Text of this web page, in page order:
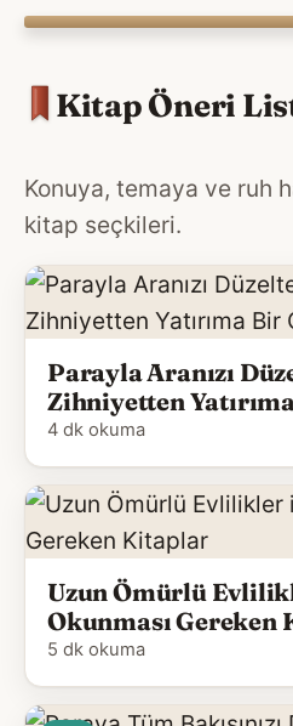
Kitap Öneri
Konuya, temaya ve ruh
kitap seçkileri.
Parayla Aranızı
Zihniyetten
Rehberi
4 dk okuma
Uzun Ömürlü
Okunması
5 dk okuma